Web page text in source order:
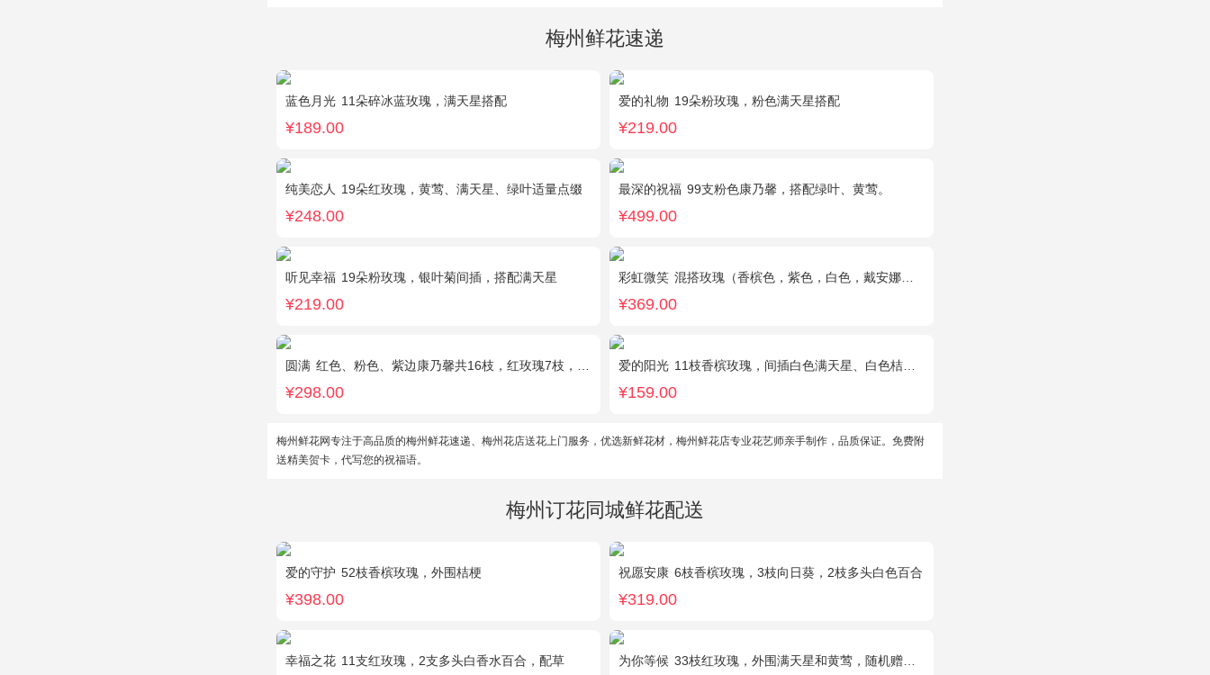
梅州鲜花速递
蓝色月光 11朵碎冰蓝玫瑰，满天星搭配
¥189.00
爱的礼物 19朵粉玫瑰，粉色满天星搭配
¥219.00
纯美恋人 19朵红玫瑰，黄莺、满天星、绿叶适量点缀
¥248.00
最深的祝福 99支粉色康乃馨，搭配绿叶、黄莺。
¥499.00
听见幸福 19朵粉玫瑰，银叶菊间插，搭配满天星
¥219.00
彩虹微笑 混搭玫瑰（香槟色，紫色，白色，戴安娜粉色）共52朵，相思梅、桔梗配花
¥369.00
圆满 红色、粉色、紫边康乃馨共16枝，红玫瑰7枝，粉色多头香水百合2枝，粉桔梗、叶上黄金、绿叶搭配。（如紫边康乃馨缺货，默认用其他颜色替代）
¥298.00
爱的阳光 11枝香槟玫瑰，间插白色满天星、白色桔梗、尤加利叶
¥159.00
梅州鲜花网专注于高品质的梅州鲜花速递、梅州花店送花上门服务，优选新鲜花材，梅州鲜花店专业花艺师亲手制作，品质保证。免费附
送精美贺卡，代写您的祝福语。
梅州订花同城鲜花配送
爱的守护 52枝香槟玫瑰，外围桔梗
¥398.00
祝愿安康 6枝香槟玫瑰，3枝向日葵，2枝多头白色百合
¥319.00
幸福之花 11支红玫瑰，2支多头白香水百合，配草 为你等候 33枝红玫瑰，外围满天星和黄莺，随机赠送两只公仔